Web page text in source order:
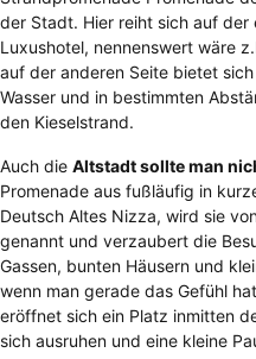
der Stadt. Hier reiht sich auf der
Luxushotel, nennenswert wäre
auf der anderen Seite bietet
Wasser und in bestimmten
den Kieselstrand.
Auch die Altstadt sollte man
Promenade aus fußläufig in
Deutsch Altes Nizza, wird sie
genannt und verzaubert die
Gassen, bunten Häusern und
wenn man gerade das Gefühl
eröffnet sich ein Platz inmitten
sich ausruhen und eine kleine